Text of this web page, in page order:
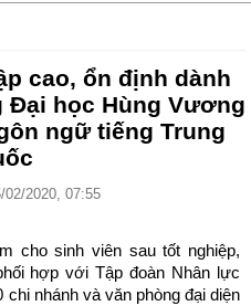
cao, ổn định dành
học Hùng Vương
ngữ tiếng Trung
2020, 07:55
cho sinh viên sau tốt nghiệp,
hợp với Tập đoàn Nhân lực
nhánh và văn phòng đại diện